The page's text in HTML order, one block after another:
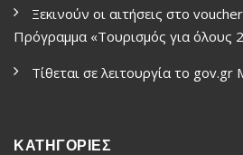
Ξεκινούν οι αιτήσεις στο
Πρόγραμμα «Τουρισμός για όλους
Τίθεται σε λειτουργία το
ΚΑΤΗΓΟΡΙΕΣ